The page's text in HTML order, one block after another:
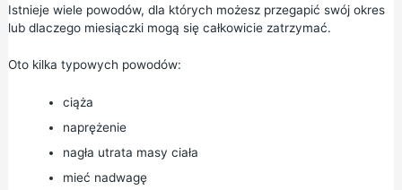
Istnieje wiele powodów, dla których możesz przegapić swój okres
lub dlaczego miesiączki mogą się całkowicie zatrzymać.
Oto kilka typowych powodów:
ciąża
naprężenie
nagła utrata masy ciała
mieć nadwagę